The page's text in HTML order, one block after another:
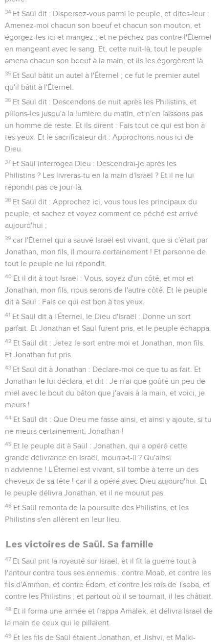
34 Et Saül dit : Dispersez-vous parmi le peuple, et dites-leur :
Amenez-moi chacun son boeuf et chacun son mouton, et
égorgez-les ici et mangez ; et ne péchez pas contre l'Éternel
en mangeant avec le sang. Et, cette nuit-là, tout le peuple
amena chacun son boeuf à la main, et ils les égorgèrent là.
35 Et Saül bâtit un autel à l'Éternel ; ce fut le premier autel
qu'il bâtit à l'Éternel.
36 Et Saül dit : Descendons de nuit après les Philistins, et
pillons-les jusqu'à la lumière du matin, et n'en laissons pas
un homme de reste. Et ils dirent : Fais tout ce qui est bon à
tes yeux. Et le sacrificateur dit : Approchons-nous ici de
Dieu.
37 Et Saül interrogea Dieu : Descendrai-je après les
Philistins ? Les livreras-tu en la main d'Israël ? Et il ne lui
répondit pas ce jour-là.
38 Et Saül dit : Approchez ici, vous tous les principaux du
peuple, et sachez et voyez comment ce péché est arrivé
aujourd'hui ;
39 car l'Éternel qui a sauvé Israël est vivant, que si c'était par
Jonathan, mon fils, il mourra certainement ! Et personne de
tout le peuple ne lui répondit.
40 Et il dit à tout Israël : Vous, soyez d'un côté, et moi et
Jonathan, mon fils, nous serons de l'autre côté. Et le peuple
dit à Saül : Fais ce qui est bon à tes yeux.
41 Et Saül dit à l'Éternel, le Dieu d'Israël : Donne un sort
parfait. Et Jonathan et Saül furent pris, et le peuple échappa.
42 Et Saül dit : Jetez le sort entre moi et Jonathan, mon fils.
Et Jonathan fut pris.
43 Et Saül dit à Jonathan : Déclare-moi ce que tu as fait. Et
Jonathan le lui déclara, et dit : Je n'ai que goûté un peu de
miel avec le bout du bâton que j'avais à la main, et voici, je
meurs !
44 Et Saül dit : Que Dieu me fasse ainsi, et ainsi y ajoute, si tu
ne meurs certainement, Jonathan !
45 Et le peuple dit à Saül : Jonathan, qui a opéré cette
grande délivrance en Israël, mourra-t-il ? Qu'ainsi
n'advienne ! L'Éternel est vivant, s'il tombe à terre un des
cheveux de sa tête ! car il a opéré avec Dieu aujourd'hui. Et
le peuple délivra Jonathan, et il ne mourut pas.
46 Et Saül remonta de la poursuite des Philistins, et les
Philistins s'en allèrent en leur lieu.
Les victoires de Saül. Sa famille
47 Et Saül prit la royauté sur Israël, et il fit la guerre tout à
l'entour contre tous ses ennemis : contre Moab, et contre les
fils d'Ammon, et contre Édom, et contre les rois de Tsoba, et
contre les Philistins ; et partout où il se tournait, il les châtiait.
48 Et il forma une armée et frappa Amalek, et délivra Israël de
la main de ceux qui le pillaient.
49 Et les fils de Saül étaient Jonathan, et Jishvi, et Malki-